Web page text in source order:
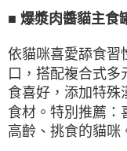
■ 爆漿肉醬貓主食
依貓咪喜愛舔食習
口，搭配複合式
食喜好，添加特殊
食材。特別推薦：
高齡、挑食的貓咪